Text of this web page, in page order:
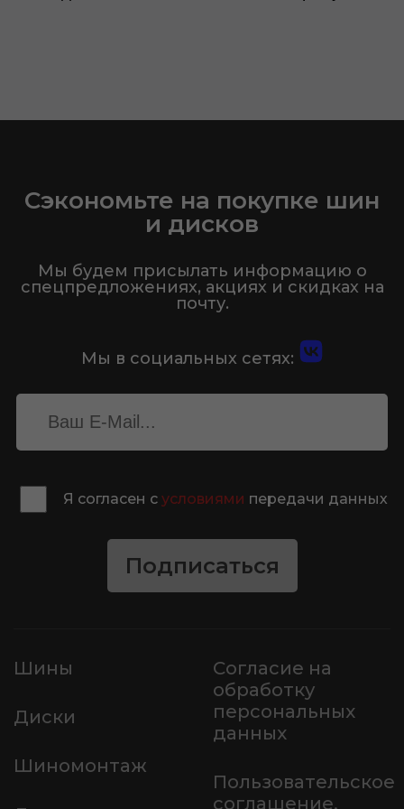
Сэкономьте на покупке шин
и дисков
Мы будем присылать информацию о
спецпредложениях, акциях и скидках на
почту.
Мы в социальных сетях:
Я согласен с условиями передачи данных
Подписаться
Шины
Диски
Шиномонтаж
Согласие на
обработку
персональных
данных
Пользовательское
соглашение,